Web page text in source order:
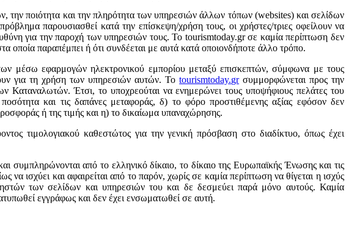
την ποιότητα και την πληρότητα των υπηρεσιών άλλων τόπων (websites) και σελίδων
παρουσιασθεί κατά την επίσκεψη/χρήση τους, οι χρήστες/τριες οφείλουν να
για την παροχή των υπηρεσιών τους. Το tourismtoday.gr σε καμία περίπτωση δεν
οποία παραπέμπει ή ότι συνδέεται με αυτά κατά οποιονδήποτε άλλο τρόπο.
μέσω εφαρμογών ηλεκτρονικού εμπορίου μεταξύ επισκεπτών, σύμφωνα με τους
για τη χρήση των υπηρεσιών αυτών. Τοtourismtoday.grσυμμορφώνεται προς την
Καταναλωτών. Έτσι, το υποχρεούται να ενημερώνει τους υποψήφιους πελάτες του
και τις δαπάνες μεταφοράς, δ) το φόρο προστιθέμενης αξίας εφόσον δεν
ή της τιμής και η) το δικαίωμα υπαναχώρησης.
τιμολογιακού καθεστώτος για την γενική πρόσβαση στο διαδίκτυο, όπως έχει
συμπληρώνονται από το ελληνικό δίκαιο, το δίκαιο της Ευρωπαϊκής Ένωσης και τις
να ισχύει και αφαιρείται από το παρόν, χωρίς σε καμία περίπτωση να θίγεται η ισχύς
των σελίδων και υπηρεσιών του και δε δεσμεύει παρά μόνο αυτούς. Καμία
εγγράφως και δεν έχει ενσωματωθεί σε αυτή.